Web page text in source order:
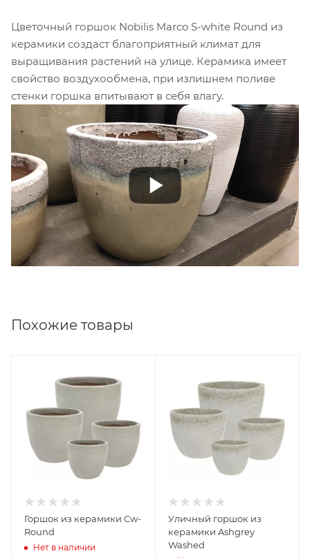
Цветочный горшок Nobilis Marco S-white Round из
керамики создаст благоприятный климат для
выращивания растений на улице. Керамика имеет
свойство воздухообмена, при излишнем поливе
стенки горшка впитывают в себя влагу.
Похожие товары
Горшок из керамики Cw-
Round
Нет в наличии
Уличный горшок из
керамики Ashgrey
Washed